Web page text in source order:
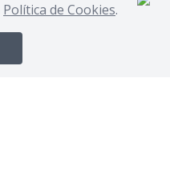
Política de Cookies.